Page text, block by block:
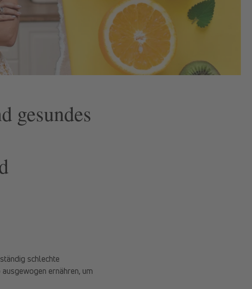
gesundes
schlechte
ernähren, um